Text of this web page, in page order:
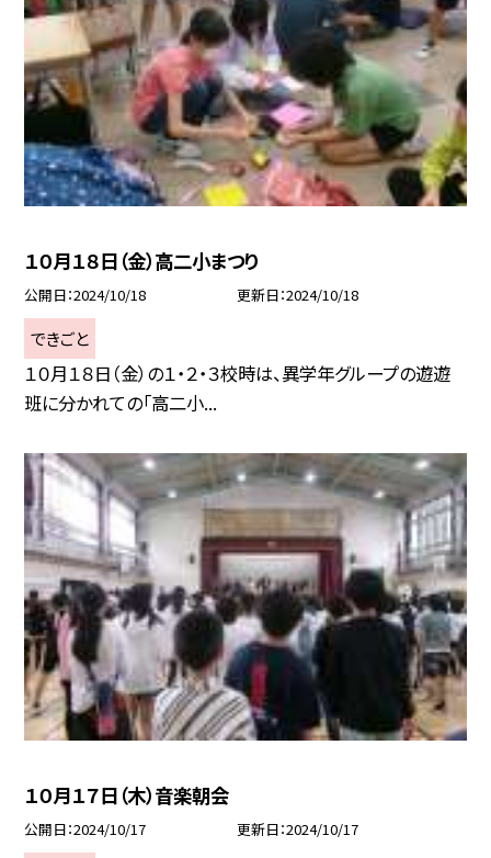
１０月１８日（金）高二小まつり
公開日 2024/10/18 更新日 2024/10/18
できごと
１０月１８日（金）の１・２・３校時は、異学年グループの遊遊
班に分かれての「高二小...
１０月１７日（木）音楽朝会
公開日 2024/10/17 更新日 2024/10/17